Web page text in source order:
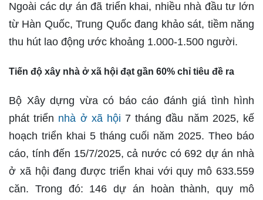
Ngoài các dự án đã triển khai, nhiều nhà đầu tư lớn
từ Hàn Quốc, Trung Quốc đang khảo sát, tiềm năng
thu hút lao động ước khoảng 1.000-1.500 người.
Tiến độ xây nhà ở xã hội đạt gần 60% chỉ tiêu đề ra
Bộ Xây dựng vừa có báo cáo đánh giá tình hình
phát triển nhà ở xã hội 7 tháng đầu năm 2025, kế
hoạch triển khai 5 tháng cuối năm 2025. Theo báo
cáo, tính đến 15/7/2025, cả nước có 692 dự án nhà
ở xã hội đang được triển khai với quy mô 633.559
căn. Trong đó: 146 dự án hoàn thành, quy mô